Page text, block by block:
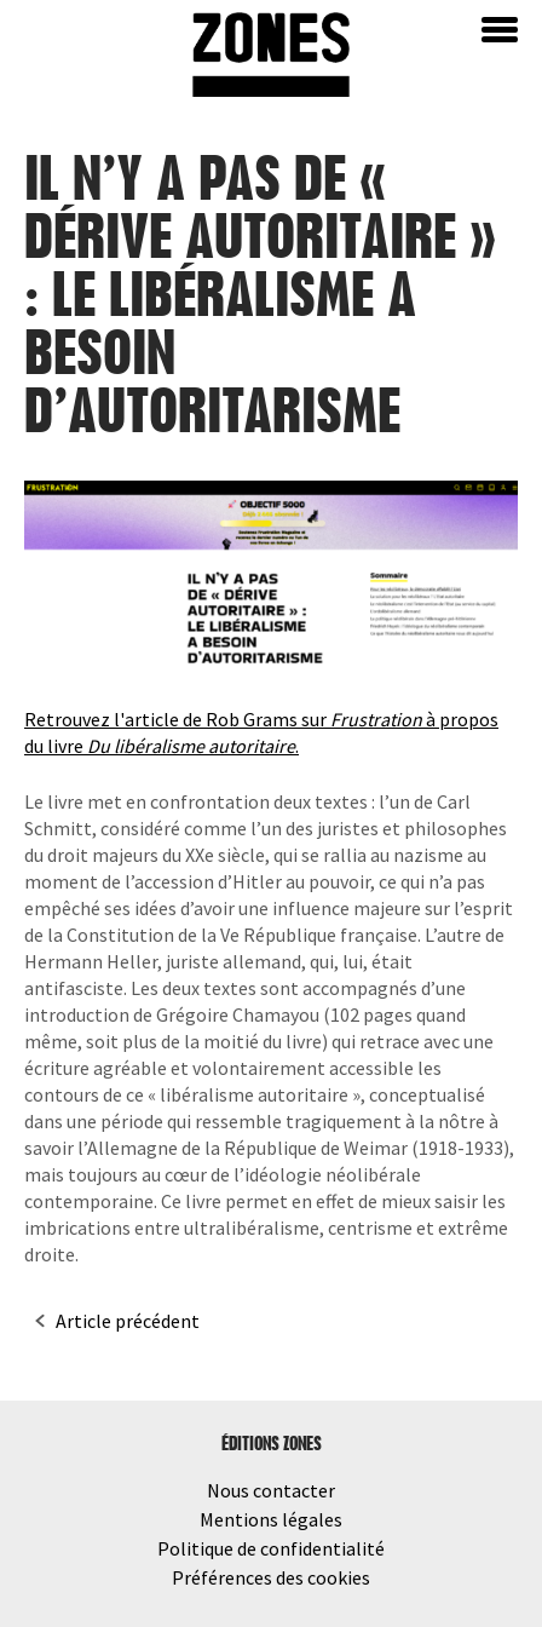
Aller
contenu
Home
IL N’Y A PAS DE «
DÉRIVE AUTORITAIRE »
: LE LIBÉRALISME A
BESOIN
D’AUTORITARISME
Retrouvez l'article de Rob Grams sur Frustrationà propos
du livre Du libéralisme autoritaire.
Le livre met en confrontation deux textes : l’un de Carl
Schmitt, considéré comme l’un des juristes et philosophes
du droit majeurs du XXe siècle, qui se rallia au nazisme au
moment de l’accession d’Hitler au pouvoir, ce qui n’a pas
empêché ses idées d’avoir une influence majeure sur l’esprit
de la Constitution de la Ve République française. L’autre de
Hermann Heller, juriste allemand, qui, lui, était
antifasciste. Les deux textes sont accompagnés d’une
introduction de Grégoire Chamayou (102 pages quand
même, soit plus de la moitié du livre) qui retrace avec une
écriture agréable et volontairement accessible les
contours de ce « libéralisme autoritaire », conceptualisé
dans une période qui ressemble tragiquement à la nôtre à
savoir l’Allemagne de la République de Weimar (1918-1933),
mais toujours au cœur de l’idéologie néolibérale
contemporaine. Ce livre permet en effet de mieux saisir les
imbrications entre ultralibéralisme, centrisme et extrême
droite.
Navigation
Article précédent
ÉDITIONS ZONES
Nous contacter
Mentions légales
Politique de confidentialité
Préférences des cookies